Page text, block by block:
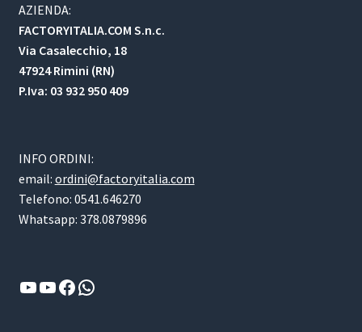
AZIENDA:
FACTORYITALIA.COM S.n.c.
Via Casalecchio, 18
47924 Rimini (RN)
P.Iva: 03 932 950 409
INFO ORDINI:
email: ordini@factoryitalia.com
Telefono: 0541.646270
Whatsapp: 378.0879896
YouTube
YouTube
Facebook
WhatsApp